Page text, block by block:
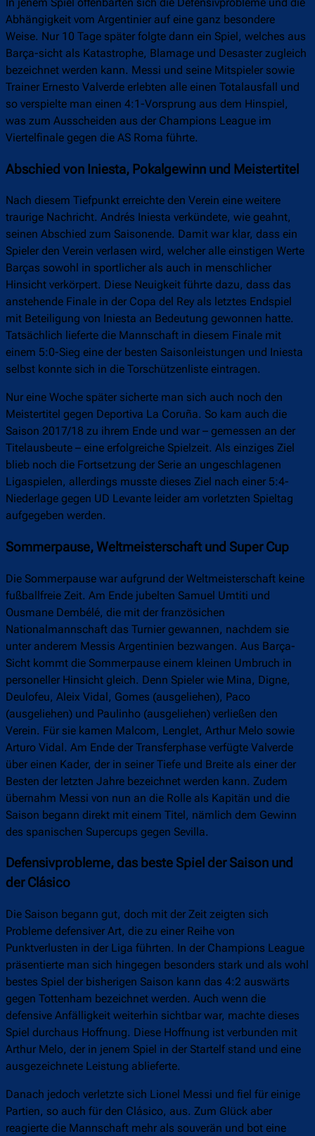
Abhängigkeit vom Argentinier auf eine ganz besondere
Weise. Nur 10 Tage später folgte dann ein Spiel, welches aus
Barça-sicht als Katastrophe, Blamage und Desaster zugleich
bezeichnet werden kann. Messi und seine Mitspieler sowie
Trainer Ernesto Valverde erlebten alle einen Totalausfall und
so verspielte man einen 4:1-Vorsprung aus dem Hinspiel,
was zum Ausscheiden aus der Champions League im
Viertelfinale gegen die AS Roma führte.
Abschied von Iniesta, Pokalgewinn und Meistertitel
Nach diesem Tiefpunkt erreichte den Verein eine weitere
traurige Nachricht. Andrés Iniesta verkündete, wie geahnt,
seinen Abschied zum Saisonende. Damit war klar, dass ein
Spieler den Verein verlasen wird, welcher alle einstigen Werte
Barças sowohl in sportlicher als auch in menschlicher
Hinsicht verkörpert. Diese Neuigkeit führte dazu, dass das
anstehende Finale in der Copa del Rey als letztes Endspiel
mit Beteiligung von Iniesta an Bedeutung gewonnen hatte.
Tatsächlich lieferte die Mannschaft in diesem Finale mit
einem 5:0-Sieg eine der besten Saisonleistungen und Iniesta
selbst konnte sich in die Torschützenliste eintragen.
Nur eine Woche später sicherte man sich auch noch den
Meistertitel gegen Deportiva La Coruña. So kam auch die
Saison 2017/18 zu ihrem Ende und war – gemessen an der
Titelausbeute – eine erfolgreiche Spielzeit. Als einziges Ziel
blieb noch die Fortsetzung der Serie an ungeschlagenen
Ligaspielen, allerdings musste dieses Ziel nach einer 5:4-
Niederlage gegen UD Levante leider am vorletzten Spieltag
aufgegeben werden.
Sommerpause, Weltmeisterschaft und Super Cup
Die Sommerpause war aufgrund der Weltmeisterschaft keine
fußballfreie Zeit. Am Ende jubelten Samuel Umtiti und
Ousmane Dembélé, die mit der französichen
Nationalmannschaft das Turnier gewannen, nachdem sie
unter anderem Messis Argentinien bezwangen. Aus Barça-
Sicht kommt die Sommerpause einem kleinen Umbruch in
personeller Hinsicht gleich. Denn Spieler wie Mina, Digne,
Deulofeu, Aleix Vidal, Gomes (ausgeliehen), Paco
(ausgeliehen) und Paulinho (ausgeliehen) verließen den
Verein. Für sie kamen Malcom, Lenglet, Arthur Melo sowie
Arturo Vidal. Am Ende der Transferphase verfügte Valverde
über einen Kader, der in seiner Tiefe und Breite als einer der
Besten der letzten Jahre bezeichnet werden kann. Zudem
übernahm Messi von nun an die Rolle als Kapitän und die
Saison begann direkt mit einem Titel, nämlich dem Gewinn
des spanischen Supercups gegen Sevilla.
Defensivprobleme, das beste Spiel der Saison und
der Clásico
Die Saison begann gut, doch mit der Zeit zeigten sich
Probleme defensiver Art, die zu einer Reihe von
Punktverlusten in der Liga führten. In der Champions League
präsentierte man sich hingegen besonders stark und als wohl
bestes Spiel der bisherigen Saison kann das 4:2 auswärts
gegen Tottenham bezeichnet werden. Auch wenn die
defensive Anfälligkeit weiterhin sichtbar war, machte dieses
Spiel durchaus Hoffnung. Diese Hoffnung ist verbunden mit
Arthur Melo, der in jenem Spiel in der Startelf stand und eine
ausgezeichnete Leistung ablieferte.
Danach jedoch verletzte sich Lionel Messi und fiel für einige
Partien, so auch für den Clásico, aus. Zum Glück aber
reagierte die Mannschaft mehr als souverän und bot eine